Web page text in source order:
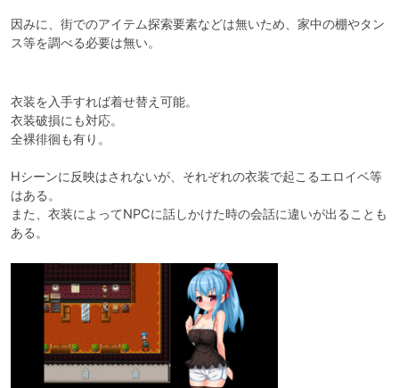
因みに、街でのアイテム探索要素などは無いため、家中の棚やタン
ス等を調べる必要は無い。
衣装を入手すれば着せ替え可能。
衣装破損にも対応。
全裸徘徊も有り。
Hシーンに反映はされないが、それぞれの衣装で起こるエロイベ等
はある。
また、衣装によってNPCに話しかけた時の会話に違いが出ることも
ある。